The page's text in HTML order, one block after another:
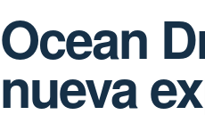
Ocean
nueva